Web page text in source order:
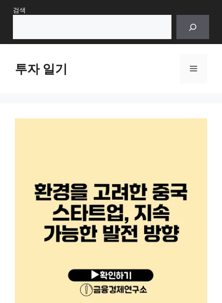
Skip검색
투자 일기 Menu